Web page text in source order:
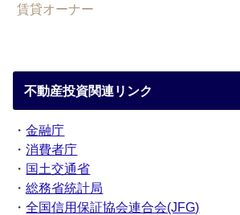
賃貸オーナー
不動産投資関連リンク
・金融庁
・消費者庁
・ 国土交通省
・総務省統計局
・全国信用保証協会連合会(JFG)